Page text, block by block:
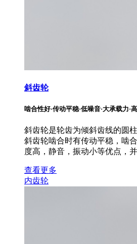
斜齿轮
啮合性好·传动平稳·低噪音·大承载力·
斜齿轮是轮齿为倾斜齿线的圆
斜齿轮啮合时有传动平稳，啮
度高，静音，振动小等优点，
查看更多
内齿轮